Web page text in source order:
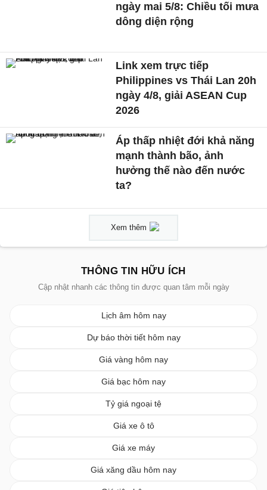
ngày mai 5/8: Chiều tối mưa
dông diện rộng
Link xem trực tiếp
Philippines vs Thái Lan 20h
ngày 4/8, giải ASEAN Cup
2026
Áp thấp nhiệt đới khả năng
mạnh thành bão, ảnh
hưởng thế nào đến nước
ta?
Xem thêm
THÔNG TIN HỮU ÍCH
Cập nhật nhanh các thông tin được quan tâm mỗi ngày
Lịch âm hôm nay
Dự báo thời tiết hôm nay
Giá vàng hôm nay
Giá bạc hôm nay
Tỷ giá ngoại tệ
Giá xe ô tô
Giá xe máy
Giá xăng dầu hôm nay